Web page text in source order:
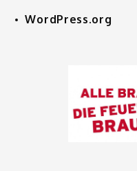
WordPress.org